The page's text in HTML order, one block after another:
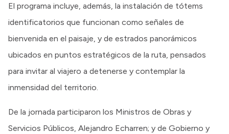
El programa incluye, además, la instalación de tótems
identificatorios que funcionan como señales de
bienvenida en el paisaje, y de estrados panorámicos
ubicados en puntos estratégicos de la ruta, pensados
para invitar al viajero a detenerse y contemplar la
inmensidad del territorio.
De la jornada participaron los Ministros de Obras y
Servicios Públicos, Alejandro Echarren; y de Gobierno y